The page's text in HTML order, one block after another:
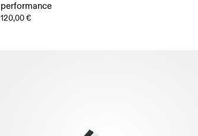
performance
120,00 €